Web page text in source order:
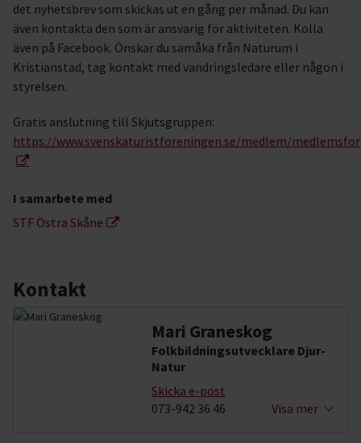
det nyhetsbrev som skickas ut en gång per månad. Du kan
även kontakta den som är ansvarig för aktiviteten. Kolla
även på Facebook. Önskar du samåka från Naturum i
Kristianstad, tag kontakt med vandringsledare eller någon i
styrelsen.
Gratis anslutning till Skjutsgruppen:
https://www.svenskaturistforeningen.se/medlem/
I samarbete med
STF Östra Skåne
Kontakt
Mari Graneskog
Folkbildningsutvecklare Djur-
Natur
Skicka e-post
073-942 36 46
Visa mer